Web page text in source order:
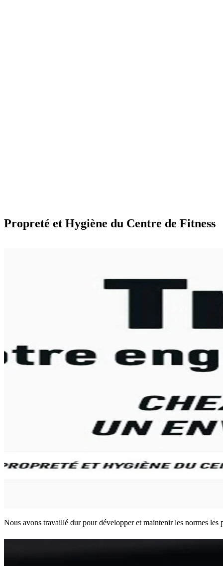
Propreté et Hygiène du Centre de Fitness
Nous avons travaillé dur pour développer et maintenir les normes les